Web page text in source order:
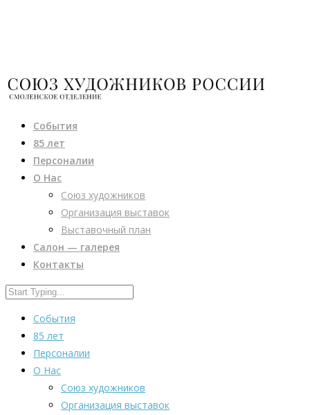
События
85 лет
Персоналии
О Нас
Союз художников
Организация выставок
Выставочный план
Салон — галерея
Контакты
События
85 лет
Персоналии
О Нас
Союз художников
Организация выставок